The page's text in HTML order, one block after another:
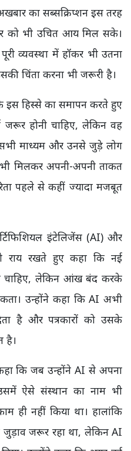
का सब्सक्रिप्शन इस तरह
को भी उचित आय मिल सके।
व्यवस्था में हॉकर भी उतना
चिंता करना भी जरूरी है।
हिस्से का समापन करते हुए
जरूर होनी चाहिए, लेकिन वह
सभी माध्यम और उनसे जुड़े लोग
मिलकर अपनी-अपनी ताकत
पहले से कहीं ज्यादा मजबूत
इंटेलिजेंस (AI) और
राय रखते हुए कहा कि नई
चाहिए, लेकिन आंख बंद करके
उन्होंने कहा कि AI अभी
है और पत्रकारों को उसके
है।
कि जब उन्होंने AI से अपना
उसमें ऐसे संस्थान का नाम भी
ही नहीं किया था। हालांकि
जरूर रहा था, लेकिन AI